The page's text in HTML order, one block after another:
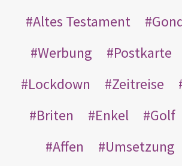
Altes Testament
Werbung
Postkarte
Lockdown
Zeitreise
Briten
Enkel Golf
Affen
Umsetzung